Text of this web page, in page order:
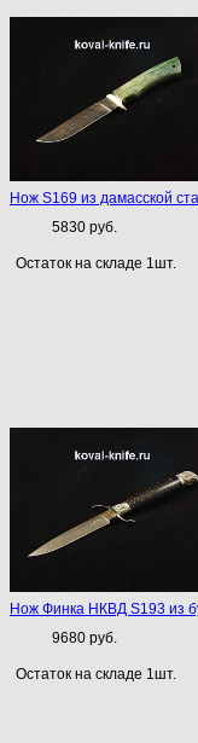
Нож S169 из дамасской
5830 руб.
Остаток на складе 1шт.
Нож Финка НКВД S193 из
9680 руб.
Остаток на складе 1шт.